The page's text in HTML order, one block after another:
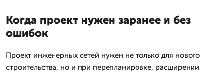
Когда проект нужен заранее и без
ошибок
Проект инженерных сетей нужен не только для нового
строительства, но и при перепланировке, расширении